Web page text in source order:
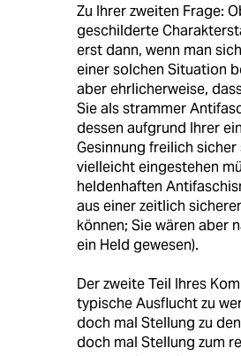
Zu Ihrer zweiten Frage:
geschilderte
erst dann, wenn man
einer solchen Situation
aber ehrlicherweise,
Sie als strammer
dessen aufgrund Ihrer
Gesinnung freilich sicher
vielleicht eingestehen
heldenhaften
aus einer zeitlich
können; Sie wären aber
ein Held gewesen).
Der zweite Teil Ihres
typische Ausflucht zu
doch mal Stellung zu
doch mal Stellung zum